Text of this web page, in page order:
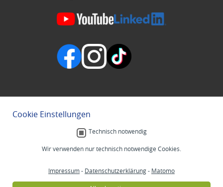
Cookie Einstellungen
Technisch notwendig
Wir verwenden nur technisch notwendige Cookies.
Impressum- Datenschutzerklärung- Matomo